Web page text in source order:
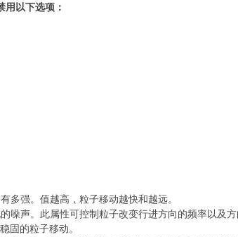
以下选项：
多强。值越高，粒子移动越快和越远。
噪声。此属性可控制粒子改变行进方向的频率以及方
固的粒子移动。